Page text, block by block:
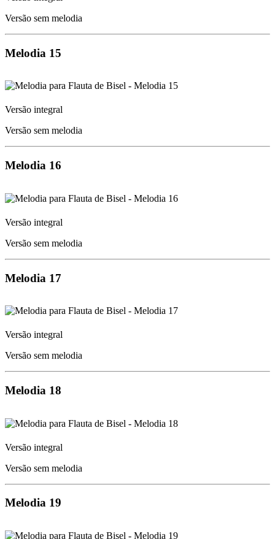
Versão sem melodia
Melodia 15
Versão integral
Versão sem melodia
Melodia 16
Versão integral
Versão sem melodia
Melodia 17
Versão integral
Versão sem melodia
Melodia 18
Versão integral
Versão sem melodia
Melodia 19